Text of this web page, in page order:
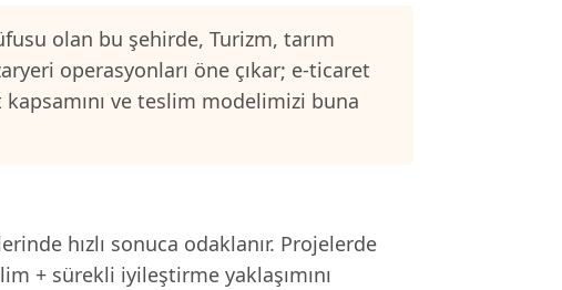
olan bu şehirde, Turizm, tarım
operasyonları öne çıkar; e-ticaret
ve teslim modelimizi buna
hızlı sonuca odaklanır. Projelerde
+ sürekli iyileştirme yaklaşımını